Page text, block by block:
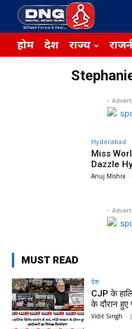
होम देश राज्य
-
Hyderabad
Miss
Dazzle
Anuj Mishra -
-
MUST READ
देश
CJP के
के दौरान हुए
Vidit Singh -